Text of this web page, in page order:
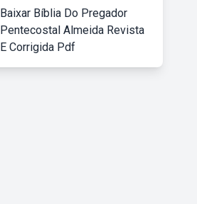
Baixar Bíblia Do Pregador
Pentecostal Almeida Revista
E Corrigida Pdf